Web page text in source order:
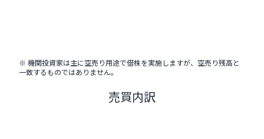
※ 機関投資家は主に空売り用途で借株を実施しますが、空売り残高と
一致するものではありません。
売買内訳